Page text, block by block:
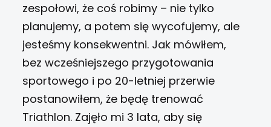
zespołowi, że coś robimy – nie tylko
planujemy, a potem się wycofujemy, ale
jesteśmy konsekwentni. Jak mówiłem,
bez wcześniejszego przygotowania
sportowego i po 20-letniej przerwie
postanowiłem, że będę trenować
Triathlon. Zajęło mi 3 lata, aby się